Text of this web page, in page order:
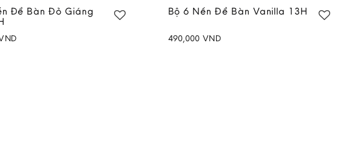
Để Bàn Đỏ Giáng
Bộ 6 Nến Để Bàn Vanilla 13H
490,000 VND